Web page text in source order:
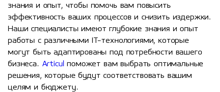
знания и опыт, чтобы помочь вам повысить
эффективность ваших процессов и снизить издержки.
Наши специалисты имеют глубокие знания и опыт
работы с различными IT-технологиями, которые
могут быть адаптированы под потребности вашего
бизнеса. Articul поможет вам выбрать оптимальные
решения, которые будут соответствовать вашим
целям и бюджету.